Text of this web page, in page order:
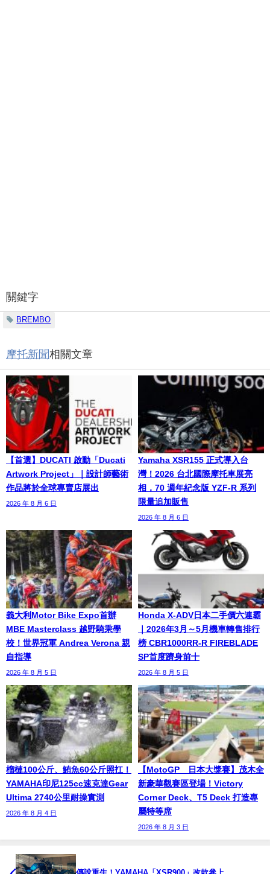
關鍵字
BREMBO
摩托新聞相關文章
【首選】DUCATI 啟動「Ducati
Artwork Project」｜設計師藝術
作品將於全球專賣店展出
2026 年 8 月 6 日
Yamaha XSR155 正式導入台
灣！2026 台北國際摩托車展亮
相，70 週年紀念版 YZF-R 系列
限量追加販售
2026 年 8 月 6 日
義大利Motor Bike Expo首辦
MBE Masterclass 越野騎乘學
校！世界冠軍 Andrea Verona 親
自指導
2026 年 8 月 5 日
Honda X-ADV日本二手價六連霸
｜2026年3月～5月機車轉售排行
榜 CBR1000RR-R FIREBLADE
SP首度躋身前十
2026 年 8 月 5 日
榴槤100公斤、鮪魚60公斤照扛！
YAMAHA印尼125cc速克達Gear
Ultima 2740公里耐操實測
2026 年 8 月 4 日
【MotoGP™日本大獎賽】茂木全
新豪華觀賽區登場！Victory
Corner Deck、T5 Deck 打造專
屬特等席
2026 年 8 月 3 日
傳說重生！YAMAHA「XSR900」改款參上